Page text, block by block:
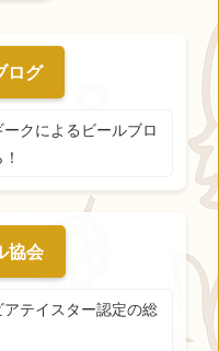
ログ
クによるビールブロ
協会
テイスター認定の総